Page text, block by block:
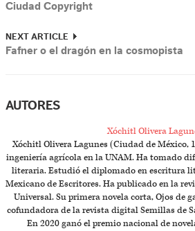
Ciudad Copyright
NEXT ARTICLE
Fafner o el dragón en la cosmopista
AUTORES
Xóchitl Olivera
Xóchitl Olivera Lagunes (Ciudad de México,
ingeniería agrícola en la UNAM. Ha tomado
literaria. Estudió el diplomado en escritura
Mexicano de Escritores. Ha publicado en la
Universal. Su primera novela corta, Ojos de
cofundadora de la revista digital Semillas de
En 2020 ganó el premio nacional de